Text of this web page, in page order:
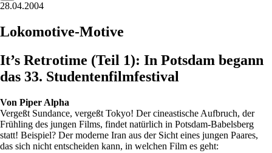
28.04.2004
Lokomotive-Motive
It’s Retrotime (Teil 1): In Potsdam begann
das 33. Studentenfilmfestival
Von Piper Alpha
Vergeßt Sundance, vergeßt Tokyo! Der cineastische Aufbruch, der
Frühling des jungen Films, findet natürlich in Potsdam-Babelsberg
statt! Beispiel? Der moderne Iran aus der Sicht eines jungen Paares,
das sich nicht entscheiden kann, in welchen Film es geht: